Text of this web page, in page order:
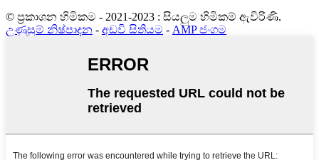
© ප්‍රකාශන හිමිකම - 2021-2023 : සියලුම හිමිකම් ඇවිරිණි.
උණුසුම් නිෂ්පාදන - අඩවි සිතියම - AMP ජංගම